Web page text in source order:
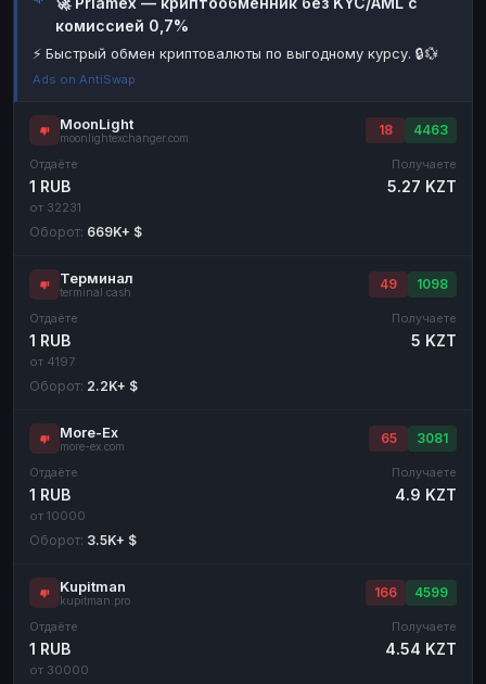
Наличные
Наличные USD Наличные USD
комиссией 0,7%
⚡ Быстрый обмен криптовалюты по выгодному курсу. 🔒💱
Ads on AntiSwap
MoonLight
moonlightexchanger.com
18 4463
Отдаёте
1 RUB
от 32231
Получаете
5.27 KZT
Оборот: 669K+ $
Терминал
terminal.cash
49 1098
Отдаёте
1 RUB
от 4197
Получаете
5 KZT
Оборот: 2.2K+ $
More-Ex
more-ex.com
65 3081
Отдаёте
1 RUB
от 10000
Получаете
4.9 KZT
Оборот: 3.5K+ $
Kupitman
kupitman.pro
166 4599
Отдаёте
1 RUB
от 30000
Получаете
4.54 KZT